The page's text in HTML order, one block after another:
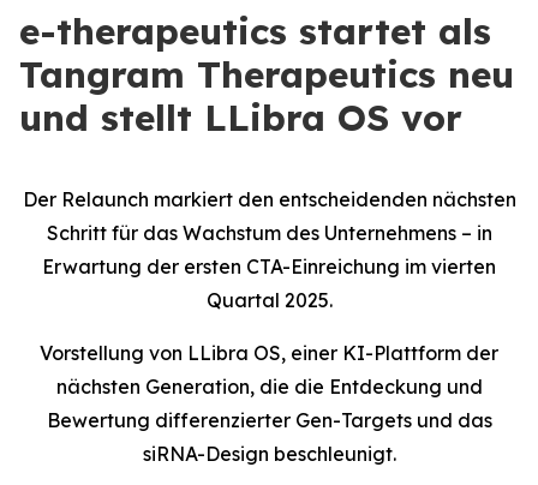
e-therapeutics startet als
Tangram Therapeutics neu
und stellt LLibra OS vor
Der Relaunch markiert den entscheidenden nächsten
Schritt für das Wachstum des Unternehmens – in
Erwartung der ersten CTA-Einreichung im vierten
Quartal 2025.
Vorstellung von LLibra OS, einer KI-Plattform der
nächsten Generation, die die Entdeckung und
Bewertung differenzierter Gen-Targets und das
siRNA-Design beschleunigt.